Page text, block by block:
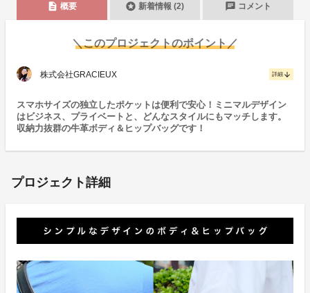
description 概要 stars 新着情報 (2) chat コメント
＼このプロジェクトのポイント／
株式会社GRACIEUX 詳細 arrow_downward
スマホサイズの独立したポケットは便利で安心！ミニマルデザイン
はビジネス、プライベートと、どんなスタイルにもマッチします。
収納力抜群の牛革ボディ＆ヒップバッグです！
プロジェクト詳細